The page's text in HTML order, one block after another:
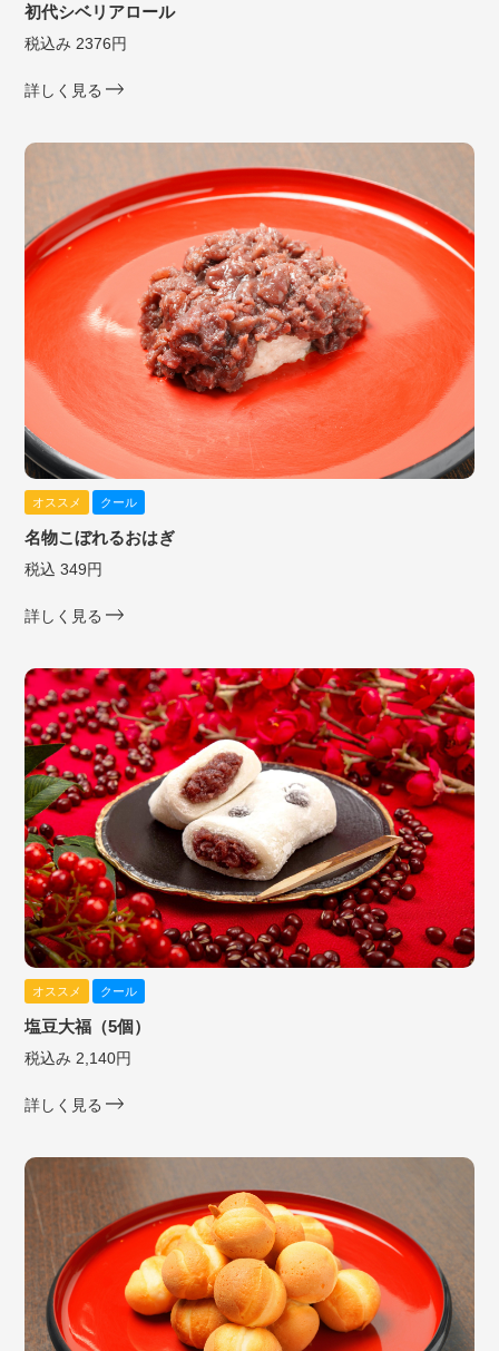
初代シベリアロール
税込み 2376円
詳しく見る
オススメ クール
名物こぼれるおはぎ
税込 349円
詳しく見る
オススメ クール
塩豆大福（5個）
税込み 2,140円
詳しく見る